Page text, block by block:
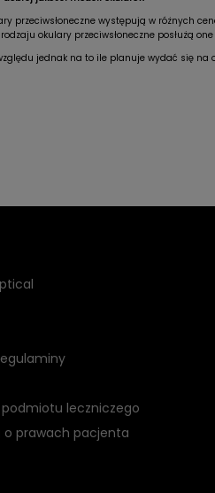
przeciwsłoneczne występują w różnych
okulary przeciwsłoneczne posłużą
jednak na to ile planuje wydać się na
leczniczego
prawach pacjenta